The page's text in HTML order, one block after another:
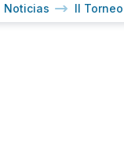
Noticias II